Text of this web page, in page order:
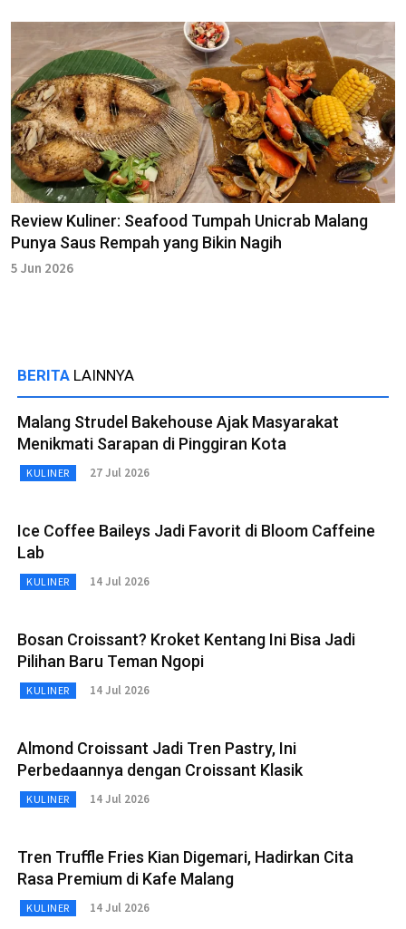
Review Kuliner: Seafood Tumpah Unicrab Malang
Punya Saus Rempah yang Bikin Nagih
5 Jun 2026
BERITA LAINNYA
Malang Strudel Bakehouse Ajak Masyarakat
Menikmati Sarapan di Pinggiran Kota
KULINER 27 Jul 2026
Ice Coffee Baileys Jadi Favorit di Bloom Caffeine
Lab
KULINER 14 Jul 2026
Bosan Croissant? Kroket Kentang Ini Bisa Jadi
Pilihan Baru Teman Ngopi
KULINER 14 Jul 2026
Almond Croissant Jadi Tren Pastry, Ini
Perbedaannya dengan Croissant Klasik
KULINER 14 Jul 2026
Tren Truffle Fries Kian Digemari, Hadirkan Cita
Rasa Premium di Kafe Malang
KULINER 14 Jul 2026